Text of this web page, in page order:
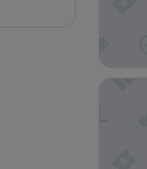
AC